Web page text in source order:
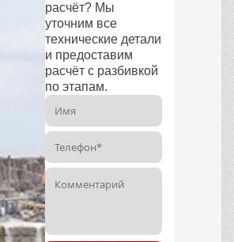
расчёт? Мы
уточним все
технические детали
и предоставим
расчёт с разбивкой
по этапам.